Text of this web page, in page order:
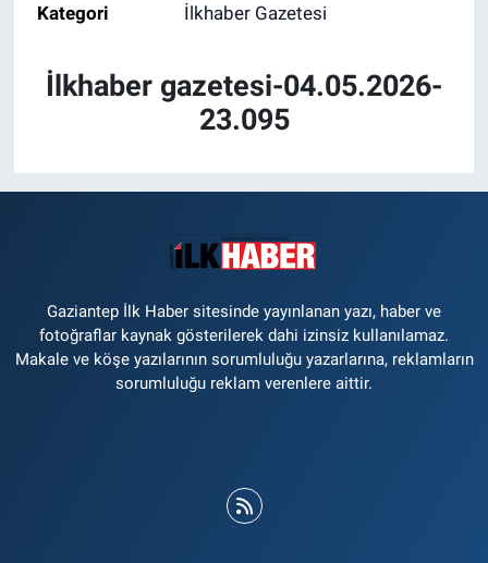
Kategori
İlkhaber Gazetesi
İlkhaber gazetesi-04.05.2026-
23.095
Gaziantep İlk Haber sitesinde yayınlanan yazı, haber ve
fotoğraflar kaynak gösterilerek dahi izinsiz kullanılamaz.
Makale ve köşe yazılarının sorumluluğu yazarlarına, reklamların
sorumluluğu reklam verenlere aittir.